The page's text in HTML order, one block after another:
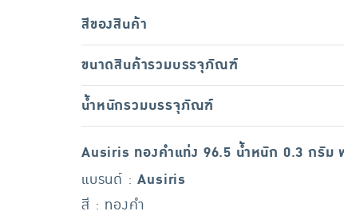
สีของสินค้า
ขนาดสินค้ารวมบรรจุภัณฑ์
น้ำหนักรวมบรรจุภัณฑ์
Ausiris ทองคำแท่ง 96.5 น้ำหนัก 0.3 กรัม
แบรนด์ :Ausiris
สี : ทองคำ